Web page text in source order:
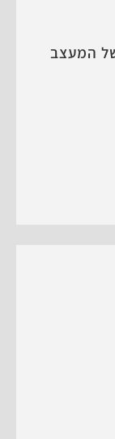
המעצב